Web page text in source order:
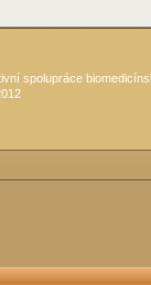
spolupráce